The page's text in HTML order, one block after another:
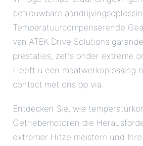
betrouwbare
Temperatuurcompenserende
van ATEK Drive Solutions
prestaties, zelfs onder extreme
Heeft u een maatwerkoplossing
contact met ons op via.
Entdecken Sie, wie
Getriebemotoren die
extremer Hitze meistern und Ihre